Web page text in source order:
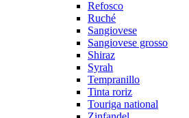
Refosco
Ruché
Sangiovese
Sangiovese grosso
Shiraz
Syrah
Tempranillo
Tinta roriz
Touriga national